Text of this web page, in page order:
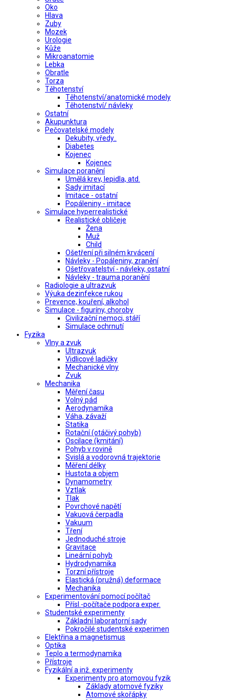
Oko
Hlava
Zuby
Mozek
Urologie
Kůže
Mikroanatomie
Lebka
Obratle
Torza
Těhotenství
Těhotenství/anatomické modely
Těhotenství/ návleky
Ostatní
Akupunktura
Pečovatelské modely
Dekubity, vředy..
Diabetes
Kojenec
Kojenec
Simulace poranění
Umělá krev, lepidla, atd.
Sady imitací
Imitace - ostatní
Popáleniny - imitace
Simulace hyperrealistické
Realistické obličeje
Žena
Muž
Child
Ošetření při silném krvácení
Návleky - Popáleniny, zranění
Ošetřovatelství - návleky, ostatní
Návleky - trauma poranění
Radiologie a ultrazvuk
Výuka dezinfekce rukou
Prevence, kouření, alkohol
Simulace - figuríny, choroby
Civilizační nemoci, stáří
Simulace ochrnutí
Fyzika
Vlny a zvuk
Ultrazvuk
Vidlicové ladičky
Mechanické vlny
Zvuk
Mechanika
Měření času
Volný pád
Aerodynamika
Váha, závaží
Statika
Rotační (otáčivý pohyb)
Oscilace (kmitání)
Pohyb v rovině
Svislá a vodorovná trajektorie
Měření délky
Hustota a objem
Dynamometry
Vztlak
Tlak
Povrchové napětí
Vakuová čerpadla
Vakuum
Tření
Jednoduché stroje
Gravitace
Lineární pohyb
Hydrodynamika
Torzní přístroje
Elastická (pružná) deformace
Mechanika
Experimentování pomocí počítač
Přísl.-počítače podpora exper.
Studentské experimenty
Základní laboratorní sady
Pokročilé studentské experimen
Elektřina a magnetismus
Optika
Teplo a termodynamika
Přístroje
Fyzikální a inž. experimenty
Experimenty pro atomovou fyzik
Základy atomové fyziky
Atomové skořápky